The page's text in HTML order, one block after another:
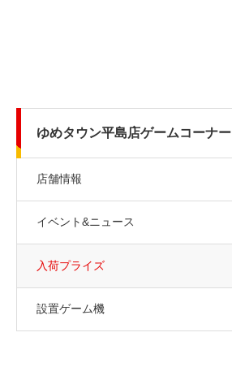
ゆめタウン平島店ゲームコーナー
店舗情報
イベント&ニュース
入荷プライズ
設置ゲーム機